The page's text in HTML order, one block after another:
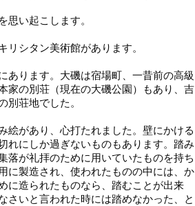
い起こします。
シタン美術館があります。
あります。大磯は宿場町、一昔前の高級
家の別荘（現在の大磯公園）もあり、吉
別荘地でした。
絵があり、心打たれました。壁にかける
れにしか過ぎないものもあります。踏み
落が礼拝のために用いていたものを持ち
に製造され、使われたものの中には、か
に造られたものなら、踏むことが出来
さいと言われた時には踏めなかった、と